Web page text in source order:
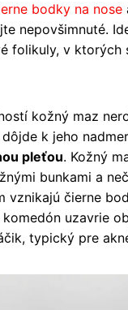
bodky na nose
nepovšimnuté.
folikuly, v ktorých
kožný maz
k jeho
pleťou. Kožný
bunkami a
vznikajú čierne
uzavrie
typický pre